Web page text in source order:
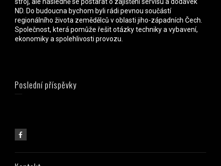
ND. Do budoucna bychom byli rádi pevnou součástí
regionálního života zemědělců v oblasti jiho-západních Čech.
Společnost, která pomůže řešit otázky techniky a vybavení,
ekonomiky a spolehlivosti provozu.
Poslední příspěvky